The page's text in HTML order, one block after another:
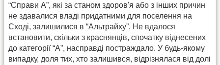
“Справи А”, які за станом здоров'я або з інших причин
не здавалися владі придатними для поселення на
Сході, залишилися в “Альтрайху”. Не вдалося
встановити, скільки з краснянців, спочатку віднесених
до категорії “А”, насправді постраждало. У будь-якому
випадку, доля тих, хто залишився, відрізнялася від долі